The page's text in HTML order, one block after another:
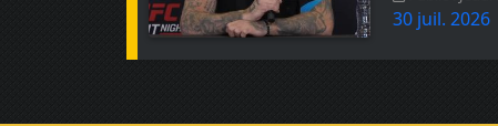
30 juil. 2026